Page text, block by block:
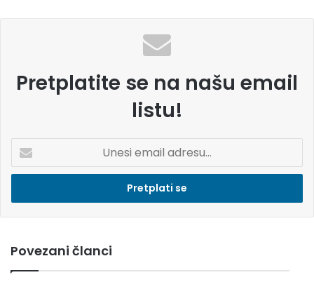
Pretplatite se na našu email
listu!
e
i
e
a
Povezani članci